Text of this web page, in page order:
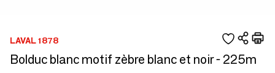
LAVAL 1878
Bolduc blanc motif zèbre blanc et noir - 225m